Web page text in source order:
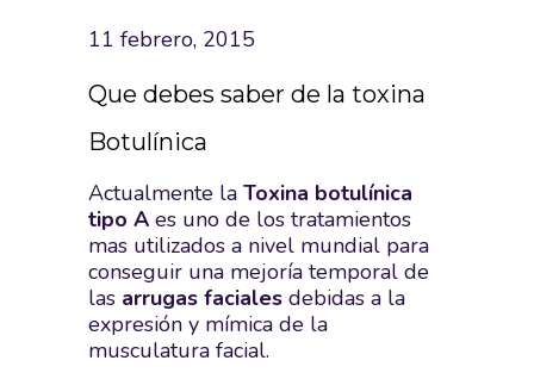
11 febrero, 2015
Que debes saber de la toxina
Botulínica
Actualmente la Toxina botulínica
tipo A es uno de los tratamientos
mas utilizados a nivel mundial para
conseguir una mejoría temporal de
las arrugas faciales debidas a la
expresión y mímica de la
musculatura facial.